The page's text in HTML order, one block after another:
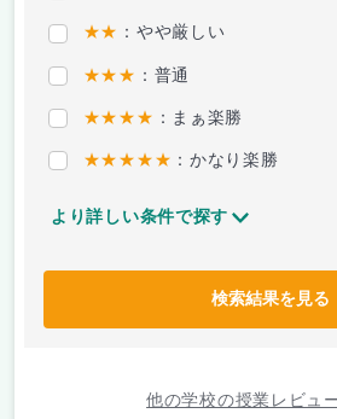
★★ ：やや厳しい
★★★ ：普通
★★★★ ：まぁ楽勝
★★★★★ ：かなり楽勝
より詳しい条件で探す
検索結果を見る
他の学校の授業レビュ